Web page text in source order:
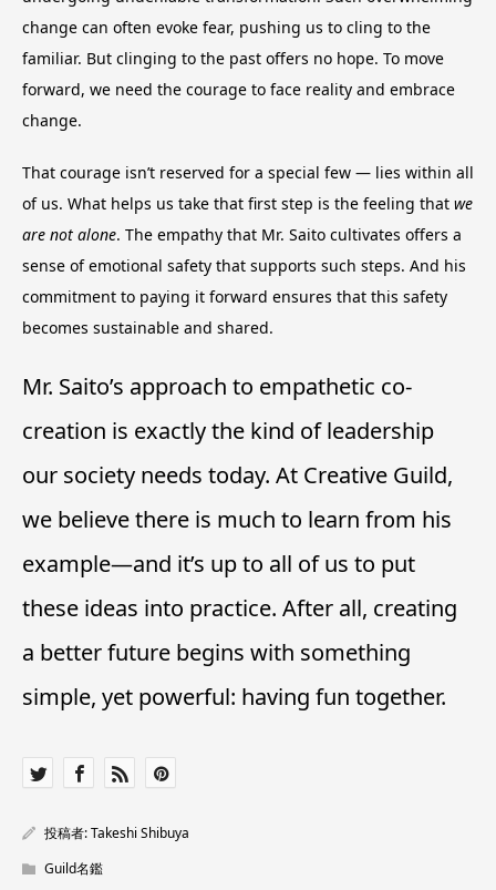
change can often evoke fear, pushing us to cling to the
familiar. But clinging to the past offers no hope. To move
forward, we need the courage to face reality and embrace
change.
That courage isn’t reserved for a special few — lies within all
of us. What helps us take that first step is the feeling that we
are not alone. The empathy that Mr. Saito cultivates offers a
sense of emotional safety that supports such steps. And his
commitment to paying it forward ensures that this safety
becomes sustainable and shared.
Mr. Saito’s approach to empathetic co-
creation is exactly the kind of leadership
our society needs today. At Creative Guild,
we believe there is much to learn from his
example—and it’s up to all of us to put
these ideas into practice. After all, creating
a better future begins with something
simple, yet powerful: having fun together.
投稿者:Takeshi Shibuya
Guild名鑑